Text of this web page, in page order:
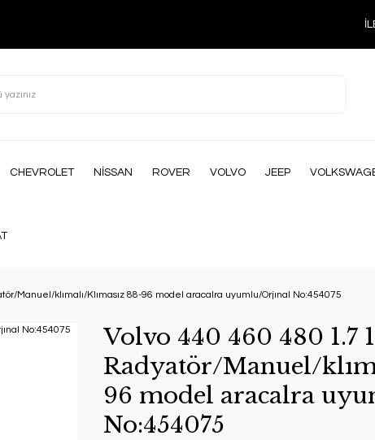
CHEVROLET NİSSAN ROVER VOLVO JEEP
Manuel/klımalı/Klımasız 88-96 model aracalra uyumlu/Orjınal No:454075
Volvo 440 460 480 1.7
Radyatör/Manuel/
96 model aracalra
No:454075